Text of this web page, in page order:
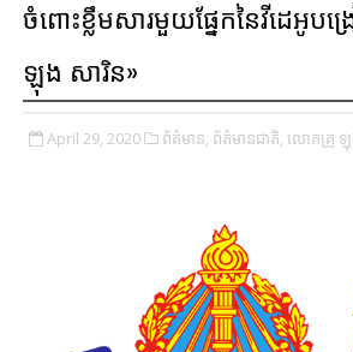
ចំពោះខ្លឹមសារមួយផ្នែកនៃវីដេអូប
ឡុង សារិន»
April 29, 2020 ព័ត៌មាន, ព័ត៌មានជាតិ, លោកគ្រូ ឡុ